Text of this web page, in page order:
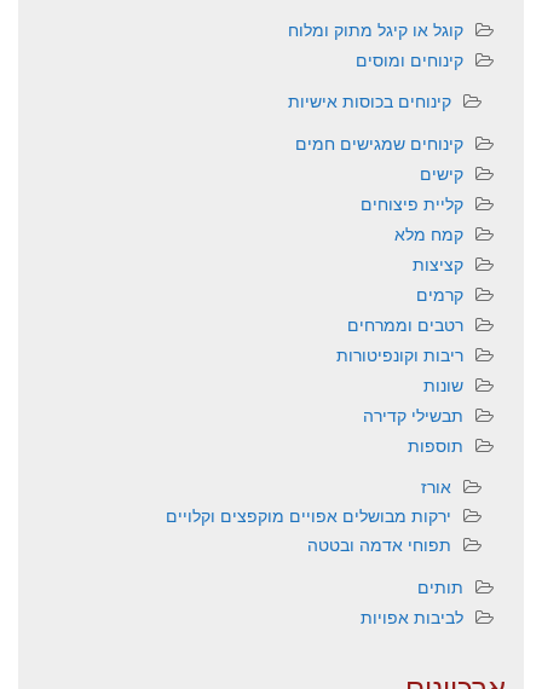
קוגל או קיגל מתוק ומלוח
קינוחים ומוסים
קינוחים בכוסות אישיות
קינוחים שמגישים חמים
קישים
קליית פיצוחים
קמח מלא
קציצות
קרמים
רטבים וממרחים
ריבות וקונפיטורות
שונות
תבשילי קדירה
תוספות
אורז
ירקות מבושלים אפויים מוקפצים וקלויים
תפוחי אדמה ובטטה
תותים
לביבות אפויות